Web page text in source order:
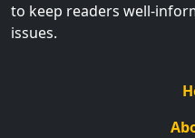
to keep readers well-
issues.